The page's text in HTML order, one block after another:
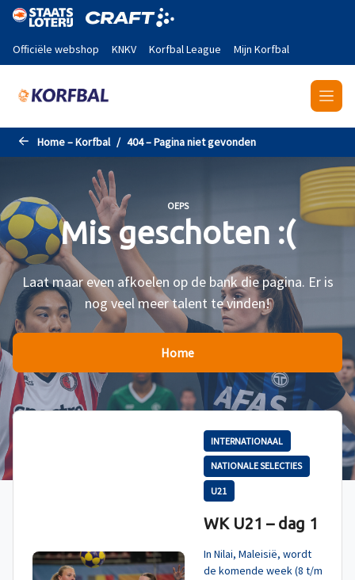
Naar de hoofdinhoud gaan
Officiële webshop KNKV Korfbal League Mijn Korfbal
Home – Korfbal 404 – Pagina niet gevonden
OEPS
Mis geschoten :(
Laat maar even afkoelen op de bank die pagina. Er is
nog veel meer talent te vinden!
Home
INTERNATIONAAL
NATIONALE SELECTIES
U21
WK U21 – dag 1
In Nilai, Maleisië, wordt
de komende week (8 t/m